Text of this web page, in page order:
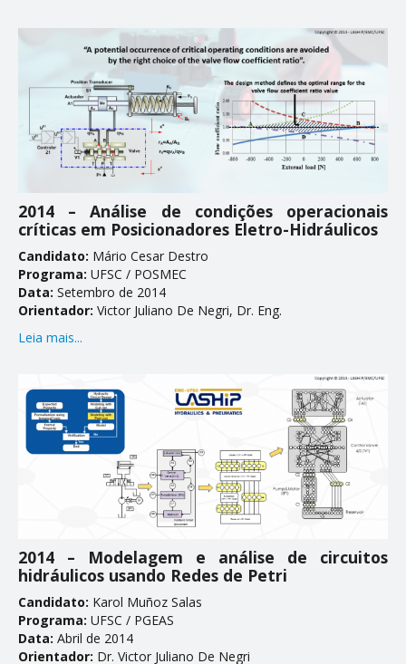
2014 – Análise de condições operacionais
críticas em Posicionadores Eletro-Hidráulicos
Candidato: Mário Cesar Destro
Programa: UFSC / POSMEC
Data: Setembro de 2014
Orientador: Victor Juliano De Negri, Dr. Eng.
Leia mais...
2014 – Modelagem e análise de circuitos
hidráulicos usando Redes de Petri
Candidato: Karol Muñoz Salas
Programa: UFSC / PGEAS
Data: Abril de 2014
Orientador: Dr. Victor Juliano De Negri